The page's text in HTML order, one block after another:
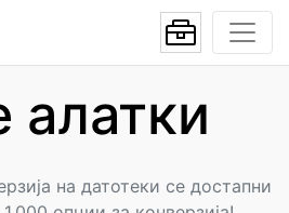
алатки
на датотеки се достапни